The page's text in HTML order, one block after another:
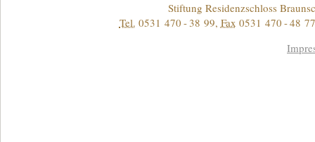
Stiftung Residenzschloss
Tel. 0531 470 - 38 99, Fax 0531 470 - 48